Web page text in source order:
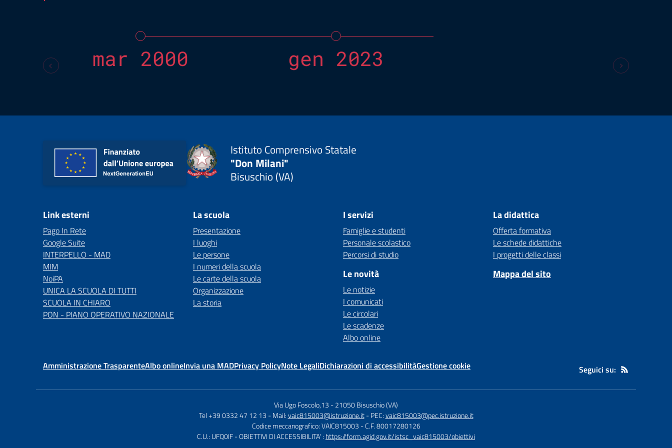
mar 2000 gen 2023
Istituto Comprensivo Statale
"Don Milani"
Bisuschio (VA)
Link esterni
Pago In Rete
Google Suite
INTERPELLO - MAD
MIM
NoiPA
UNICA LA SCUOLA DI TUTTI
SCUOLA IN CHIARO
PON - PIANO OPERATIVO NAZIONALE
La scuola
Presentazione
I luoghi
Le persone
I numeri della scuola
Le carte della scuola
Organizzazione
La storia
I servizi
Famiglie e studenti
Personale scolastico
Percorsi di studio
Le novità
Le notizie
I comunicati
Le circolari
Le scadenze
Albo online
La didattica
Offerta formativa
Le schede didattiche
I progetti delle classi
Mappa del sito
Amministrazione TrasparenteAlbo onlineInvia una MADPrivacy PolicyNote LegaliDichiarazioni di accessibilitàGestione cookie Seguici su:
Via Ugo Foscolo,13 -21050 Bisuschio (VA)
Tel +39 0332 47 12 13 - Mail:vaic815003@istruzione.it - PEC:vaic815003@pec.istruzione.it
Codice meccanografico: VAIC815003 - C.F. 80017280126
C.U.: UFQ0IF- OBIETTIVI DI ACCESSIBILITA' : https://form.agid.gov.it/istsc_vaic815003/obiettivi